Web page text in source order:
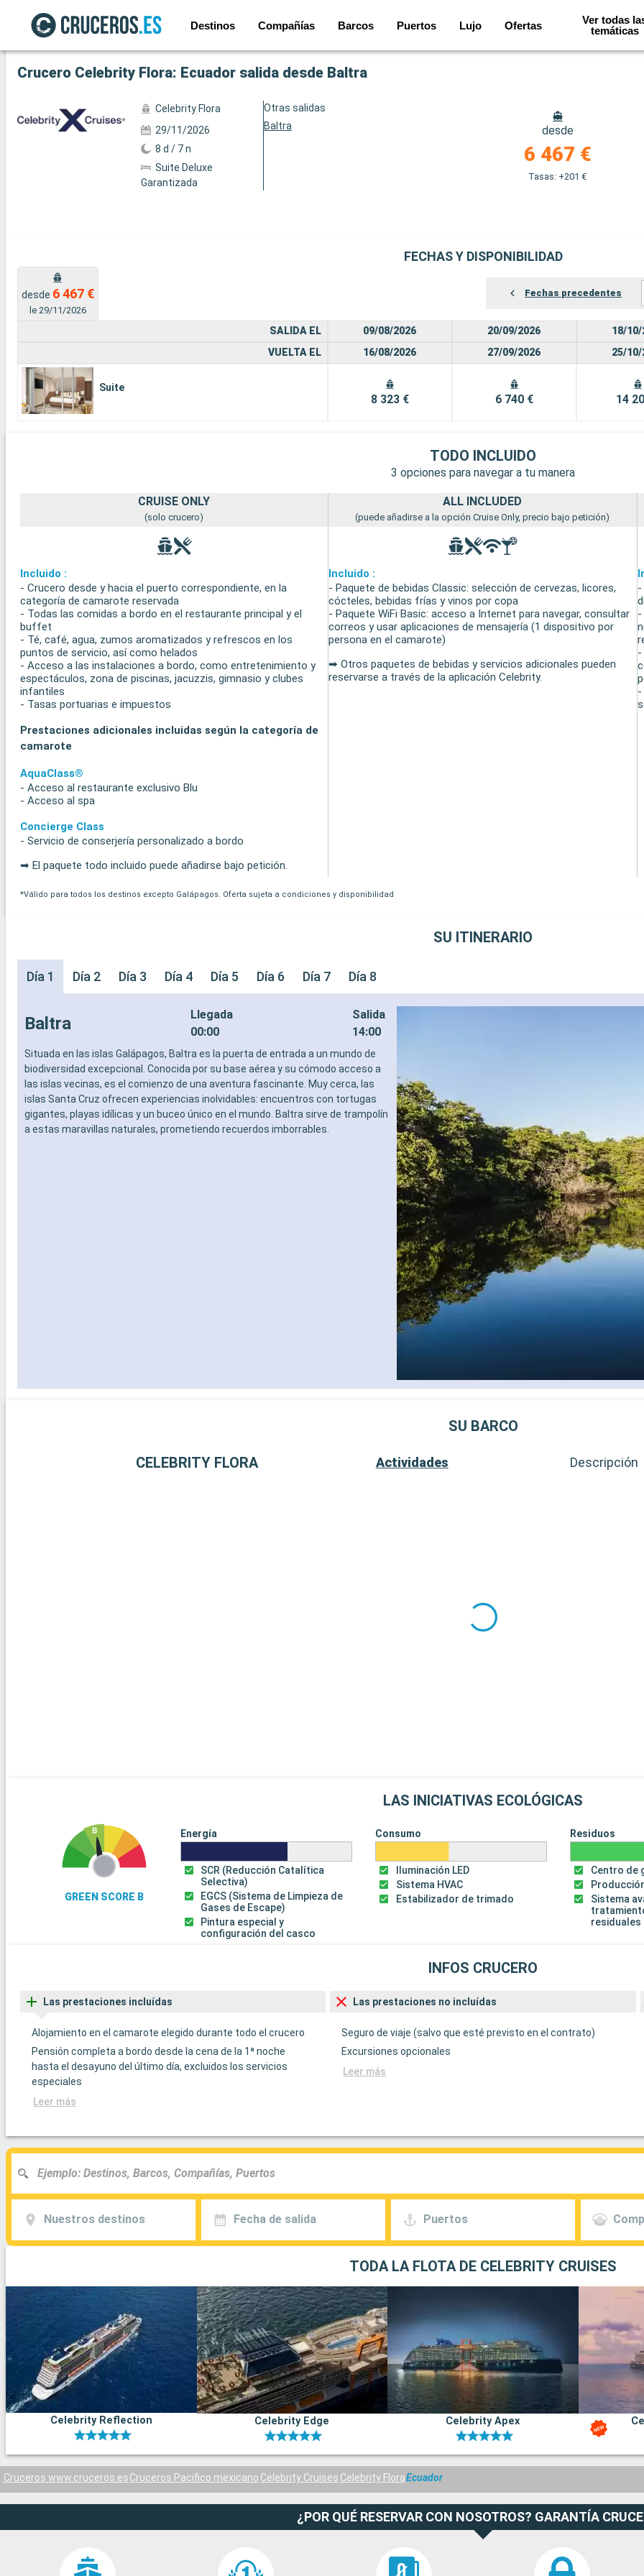
Destinos Compañías Barcos Puertos Lujo Ofertas
Ver todas
temáticas
Ver las 65 fotos
Crucero Celebrity Flora: Ecuador salida desde Baltra
Celebrity Flora
29/11/2026
8 d / 7 n
Suite Deluxe
Garantizada
Otras salidas
Baltra
desde
6 467 €
Tasas: +201 €
FECHAS Y DISPONIBILIDAD
desde 6 467 €
le 29/11/2026
Fechas precedentes
SALIDA EL
VUELTA EL
Suite
09/08/2026
16/08/2026
8 323 €
20/09/2026
27/09/2026
6 740 €
18/10/
25/10/
14
TODO INCLUIDO
3 opciones para navegar a tu manera
CRUISE ONLY
(solo crucero)
Incluido :
- Crucero desde y hacia el puerto correspondiente, en la
categoría de camarote reservada
- Todas las comidas a bordo en el restaurante principal y el
buffet
- Té, café, agua, zumos aromatizados y refrescos en los
puntos de servicio, así como helados
- Acceso a las instalaciones a bordo, como entretenimiento y
espectáculos, zona de piscinas, jacuzzis, gimnasio y clubes
infantiles
- Tasas portuarias e impuestos
Prestaciones adicionales incluidas según la categoría de
camarote
AquaClass®
- Acceso al restaurante exclusivo Blu
- Acceso al spa
Concierge Class
- Servicio de conserjería personalizado a bordo
➡ El paquete todo incluido puede añadirse bajo petición.
ALL INCLUDED
(puede añadirse a la opción Cruise Only, precio bajo petición)
Incluido :
- Paquete de bebidas Classic: selección de cervezas, licores,
cócteles, bebidas frías y vinos por copa
- Paquete WiFi Basic: acceso a Internet para navegar, consultar
correos y usar aplicaciones de mensajería (1 dispositivo por
persona en el camarote)
➡ Otros paquetes de bebidas y servicios adicionales pueden
reservarse a través de la aplicación Celebrity.
-
-
-
-
*Válido para todos los destinos excepto Galápagos. Oferta sujeta a condiciones y disponibilidad
SU ITINERARIO
Día 1 Día 2 Día 3 Día 4 Día 5 Día 6 Día 7 Día 8
Baltra
Llegada
00:00
Salida
14:00
Situada en las islas Galápagos, Baltra es la puerta de entrada a un mundo de
biodiversidad excepcional. Conocida por su base aérea y su cómodo acceso a
las islas vecinas, es el comienzo de una aventura fascinante. Muy cerca, las
islas Santa Cruz ofrecen experiencias inolvidables: encuentros con tortugas
gigantes, playas idílicas y un buceo único en el mundo. Baltra sirve de trampolín
a estas maravillas naturales, prometiendo recuerdos imborrables.
SU BARCO
CELEBRITY FLORA Actividades Descripción
LAS INICIATIVAS ECOLÓGICAS
GREEN SCORE B
Energía
SCR (Reducción Catalítica
Selectiva)
EGCS (Sistema de Limpieza de
Gases de Escape)
Pintura especial y
configuración del casco
Consumo
Iluminación LED
Sistema HVAC
Estabilizador de trimado
Residuos
Centro de
Sistema
residuales
INFOS CRUCERO
Las prestaciones incluídas
Alojamiento en el camarote elegido durante todo el crucero
Pensión completa a bordo desde la cena de la 1ª noche
hasta el desayuno del último día, excluidos los servicios
especiales
Leer más
Las prestaciones no incluídas
Seguro de viaje (salvo que esté previsto en el contrato)
Excursiones opcionales
Leer más
Nuestros destinos Fecha de salida Puertos
TODA LA FLOTA DE CELEBRITY CRUISES
Celebrity Reflection Celebrity Edge Celebrity Apex
Cruceros www.cruceros.esCruceros Pacifico mexicano Celebrity Cruises Celebrity FloraEcuador
¿POR QUÉ RESERVAR CON NOSOTROS? GARANTÍA